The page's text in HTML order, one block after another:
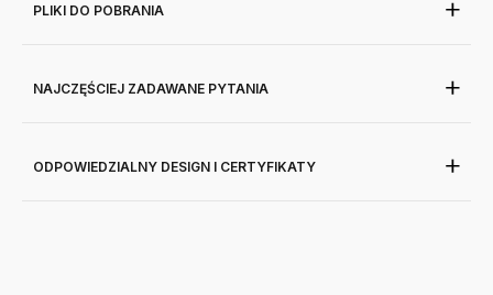
PLIKI DO POBRANIA
NAJCZĘŚCIEJ ZADAWANE PYTANIA
ODPOWIEDZIALNY DESIGN I CERTYFIKATY